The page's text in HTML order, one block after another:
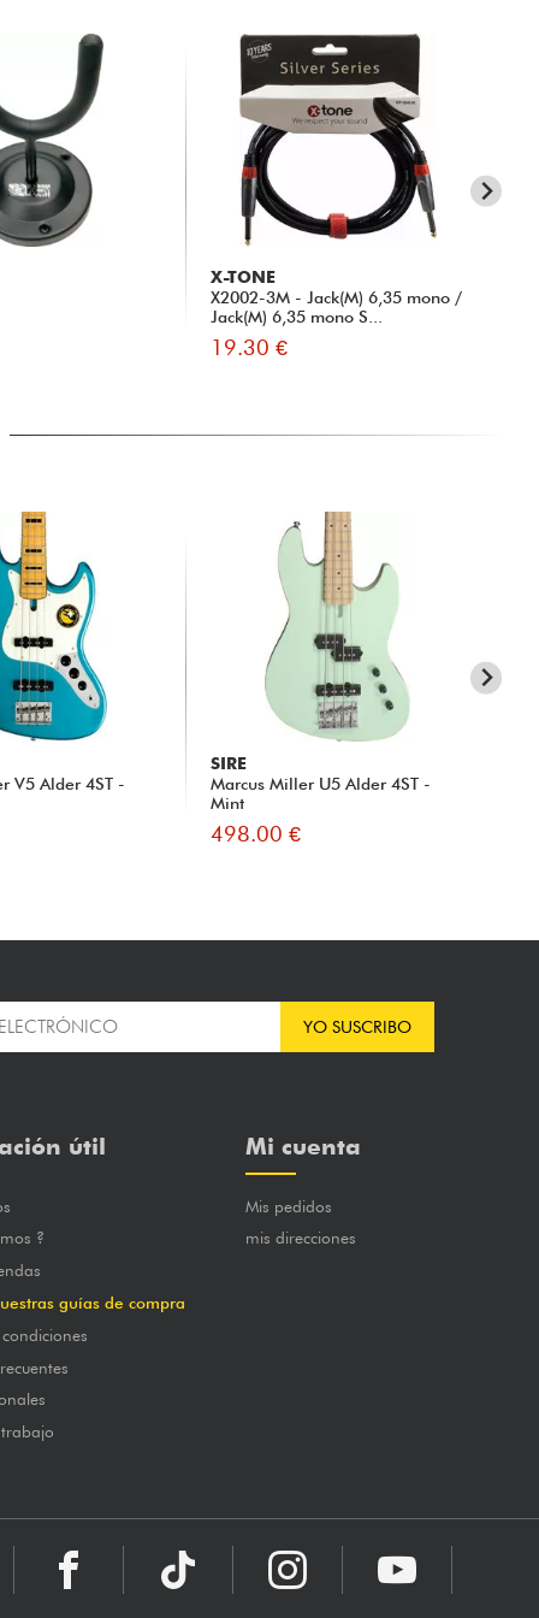
X-TONE
X2002-3M - Jack(M) 6,35 mono /
Jack(M) 6,35 mono S...
19.30 €
V5 Alder 4ST -
SIRE
Marcus Miller U5 Alder 4ST -
Mint
498.00 €
YO SUSCRIBO
útil
?
guías de compra
Mi cuenta
Mis pedidos
mis direcciones